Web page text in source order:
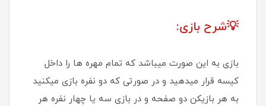
💡شرح بازی:
بازی به این صورت میباشد که تمام مهره ها را داخل
کیسه قرار میدهید و در صورتی که دو نفره بازی میکنید
به هر بازیکن دو صفحه و در بازی سه یا چهار نفره هر